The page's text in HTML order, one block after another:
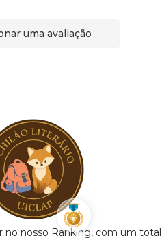
uma avaliação
no nosso Ranking, com um